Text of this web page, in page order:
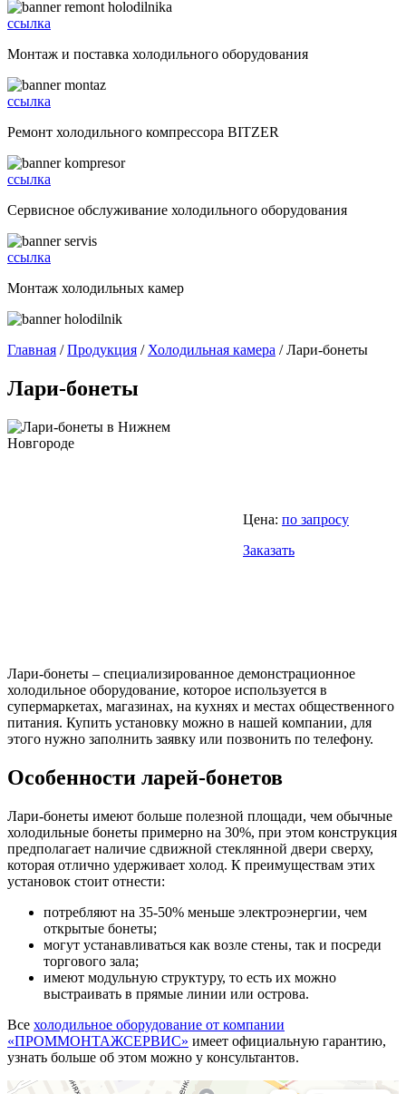
ссылка
Монтаж и поставка холодильного оборудования
ссылка
Ремонт холодильного компрессора BITZER
ссылка
Сервисное обслуживание холодильного оборудования
ссылка
Монтаж холодильных камер
Главная /Продукция / Холодильная камера / Лари-бонеты
Лари-бонеты
Цена: по запросу
Заказать
Лари-бонеты – специализированное демонстрационное
холодильное оборудование, которое используется в
супермаркетах, магазинах, на кухнях и местах общественного
питания. Купить установку можно в нашей компании, для
этого нужно заполнить заявку или позвонить по телефону.
Особенности ларей-бонетов
Лари-бонеты имеют больше полезной площади, чем обычные
холодильные бонеты примерно на 30%, при этом конструкция
предполагает наличие сдвижной стеклянной двери сверху,
которая отлично удерживает холод. К преимуществам этих
установок стоит отнести:
потребляют на 35-50% меньше электроэнергии, чем
открытые бонеты;
могут устанавливаться как возле стены, так и посреди
торгового зала;
имеют модульную структуру, то есть их можно
выстраивать в прямые линии или острова.
Все холодильное оборудование от компании
«ПРОММОНТАЖСЕРВИС» имеет официальную гарантию,
узнать больше об этом можно у консультантов.